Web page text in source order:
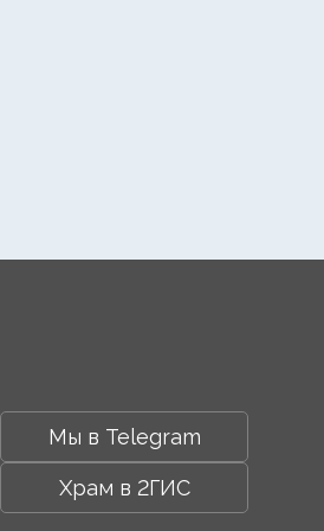
Мы в Telegram
Храм в 2ГИС